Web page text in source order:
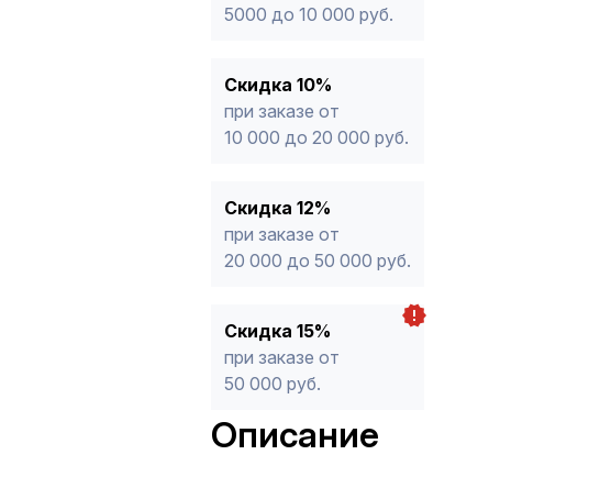
5000 до 10 000 руб.
Скидка 10%
при заказе от
10 000 до 20 000 руб.
Скидка 12%
при заказе от
20 000 до 50 000 руб.
Скидка 15%
при заказе от
50 000 руб.
Описание